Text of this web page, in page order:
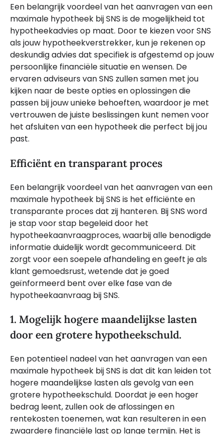
Een belangrijk voordeel van het aanvragen van een
maximale hypotheek bij SNS is de mogelijkheid tot
hypotheekadvies op maat. Door te kiezen voor SNS
als jouw hypotheekverstrekker, kun je rekenen op
deskundig advies dat specifiek is afgestemd op jouw
persoonlijke financiële situatie en wensen. De
ervaren adviseurs van SNS zullen samen met jou
kijken naar de beste opties en oplossingen die
passen bij jouw unieke behoeften, waardoor je met
vertrouwen de juiste beslissingen kunt nemen voor
het afsluiten van een hypotheek die perfect bij jou
past.
Efficiënt en transparant proces
Een belangrijk voordeel van het aanvragen van een
maximale hypotheek bij SNS is het efficiënte en
transparante proces dat zij hanteren. Bij SNS word
je stap voor stap begeleid door het
hypotheekaanvraagproces, waarbij alle benodigde
informatie duidelijk wordt gecommuniceerd. Dit
zorgt voor een soepele afhandeling en geeft je als
klant gemoedsrust, wetende dat je goed
geïnformeerd bent over elke fase van de
hypotheekaanvraag bij SNS.
1. Mogelijk hogere maandelijkse lasten
door een grotere hypotheekschuld.
Een potentieel nadeel van het aanvragen van een
maximale hypotheek bij SNS is dat dit kan leiden tot
hogere maandelijkse lasten als gevolg van een
grotere hypotheekschuld. Doordat je een hoger
bedrag leent, zullen ook de aflossingen en
rentekosten toenemen, wat kan resulteren in een
zwaardere financiële last op lange termijn. Het is